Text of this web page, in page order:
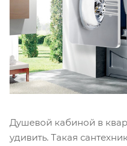
Душевой кабиной в
удивить. Такая